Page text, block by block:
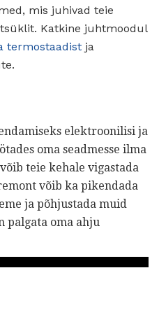
mis juhivad teie
Katkine juhtmoodul
termostaadist ja
elektroonilisi ja
oma seadmesse ilma
teie kehale vigastada
võib ka pikendada
ja põhjustada muid
palgata oma ahju